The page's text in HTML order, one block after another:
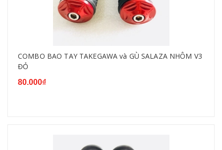
COMBO BAO TAY TAKEGAWA và GÙ SALAZA NHÔM V3
ĐỎ
80.000₫